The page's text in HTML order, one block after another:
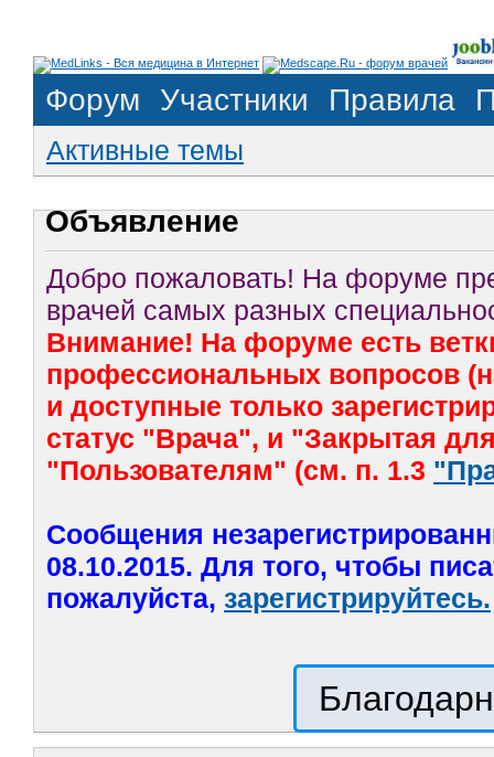
Форум Участники Правила
Активные темы
Объявление
Добро пожаловать! На форуме
врачей самых разных
Внимание! На форуме есть
профессиональных вопросов
и доступные только
статус "Врача", и "Закрытая
"Пользователям" (см. п. 1.3
Сообщения
08.10.2015. Для того, чтобы
пожалуйста, зарегистрируйтесь.